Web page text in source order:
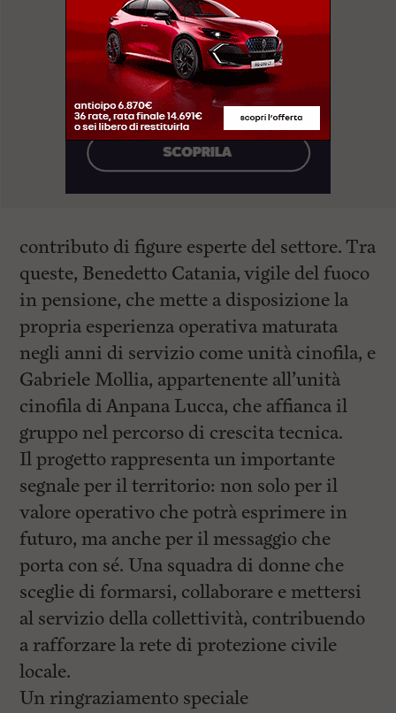
contributo di figure esperte del settore. Tra
queste, Benedetto Catania, vigile del fuoco
in pensione, che mette a disposizione la
propria esperienza operativa maturata
negli anni di servizio come unità cinofila, e
Gabriele Mollia, appartenente all’unità
cinofila di Anpana Lucca, che affianca il
gruppo nel percorso di crescita tecnica.
Il progetto rappresenta un importante
segnale per il territorio: non solo per il
valore operativo che potrà esprimere in
futuro, ma anche per il messaggio che
porta con sé. Una squadra di donne che
sceglie di formarsi, collaborare e mettersi
al servizio della collettività, contribuendo
a rafforzare la rete di protezione civile
locale.
Un ringraziamento speciale